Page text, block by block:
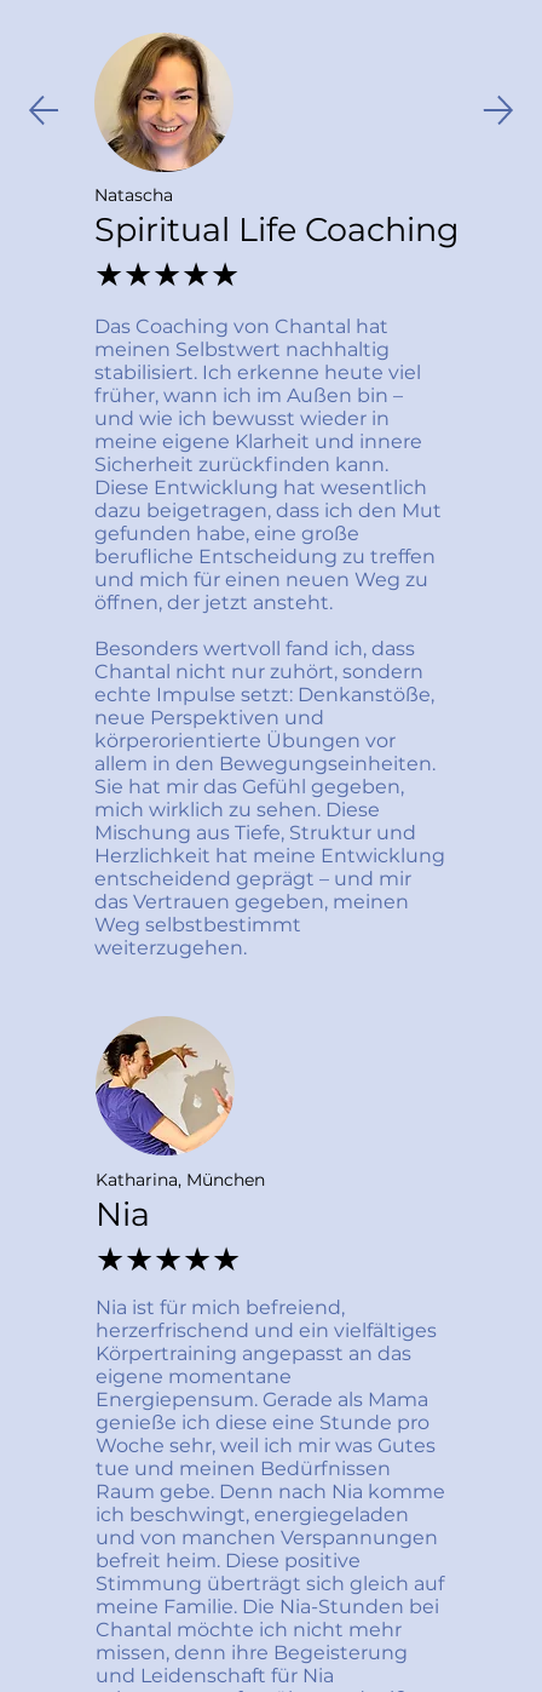
Natascha
Spiritual Life Coaching
★★★★★
Das Coaching von Chantal hat
meinen Selbstwert nachhaltig
stabilisiert. Ich erkenne heute viel
früher, wann ich im Außen bin –
und wie ich bewusst wieder in
meine eigene Klarheit und innere
Sicherheit zurückfinden kann.
Diese Entwicklung hat wesentlich
dazu beigetragen, dass ich den Mut
gefunden habe, eine große
berufliche Entscheidung zu treffen
und mich für einen neuen Weg zu
öffnen, der jetzt ansteht.
Besonders wertvoll fand ich, dass
Chantal nicht nur zuhört, sondern
echte Impulse setzt: Denkanstöße,
neue Perspektiven und
körperorientierte Übungen vor
allem in den Bewegungseinheiten.
Sie hat mir das Gefühl gegeben,
mich wirklich zu sehen. Diese
Mischung aus Tiefe, Struktur und
Herzlichkeit hat meine Entwicklung
entscheidend geprägt – und mir
das Vertrauen gegeben, meinen
Weg selbstbestimmt
weiterzugehen.
Katharina, München
Nia
★★★★★
Nia ist für mich befreiend,
herzerfrischend und ein vielfältiges
Körpertraining angepasst an das
eigene momentane
Energiepensum. Gerade als Mama
genieße ich diese eine Stunde pro
Woche sehr, weil ich mir was Gutes
tue und meinen Bedürfnissen
Raum gebe. Denn nach Nia komme
ich beschwingt, energiegeladen
und von manchen Verspannungen
befreit heim. Diese positive
Stimmung überträgt sich gleich auf
meine Familie. Die Nia-Stunden bei
Chantal möchte ich nicht mehr
missen, denn ihre Begeisterung
und Leidenschaft für Nia